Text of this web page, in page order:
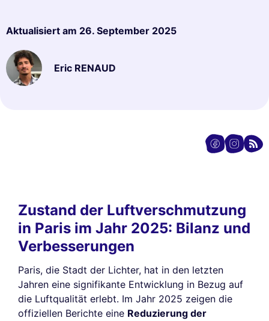
Aktualisiert am 26. September 2025
Eric RENAUD
Zustand der Luftverschmutzung
in Paris im Jahr 2025: Bilanz und
Verbesserungen
Paris, die Stadt der Lichter, hat in den letzten
Jahren eine signifikante Entwicklung in Bezug auf
die Luftqualität erlebt. Im Jahr 2025 zeigen die
offiziellen Berichte eine Reduzierung der